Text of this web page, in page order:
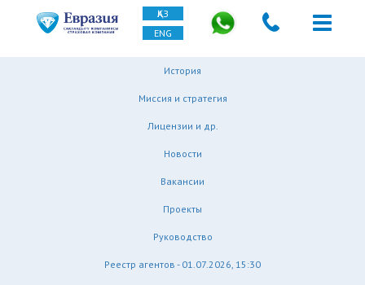
ҚАЗ
ENG
История
Миссия и стратегия
Лицензии и др.
Новости
Вакансии
Проекты
Руководство
Реестр агентов - 01.07.2026, 15:30